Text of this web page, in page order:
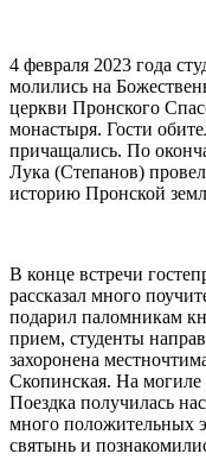
4 февраля 2023 года
молились на
церкви Пронского
монастыря. Гости
причащались. По
Лука (Степанов)
историю Пронской
В конце встречи
рассказал много
подарил паломникам
прием, студенты
захоронена
Скопинская. На
Поездка получилась
много положительных
святынь и